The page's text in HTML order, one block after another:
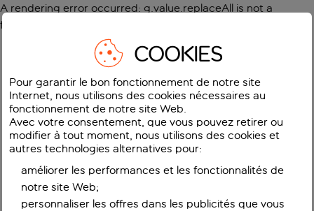
A rendering error occurred: g.value.replaceAll is not a
function
COOKIES
Pour garantir le bon fonctionnement de notre site
Internet, nous utilisons des cookies nécessaires au
fonctionnement de notre site Web.
Avec votre consentement, que vous pouvez retirer ou
modifier à tout moment, nous utilisons des cookies et
autres technologies alternatives pour:
améliorer les performances et les fonctionnalités de
notre site Web;
personnaliser les offres dans les publicités que vous